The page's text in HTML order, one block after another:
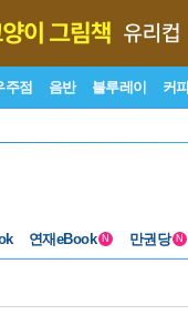
주점 음반 블루레이 커피
연재eBook N 만권당 N